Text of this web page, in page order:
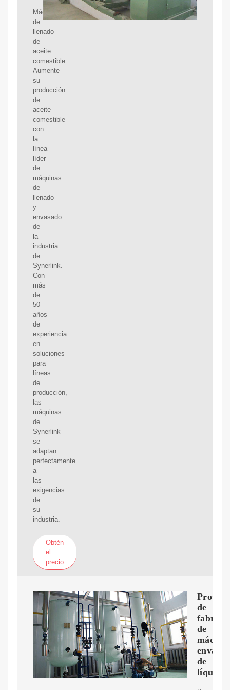
Máquinas
de
llenado
de
aceite
comestible.
Aumente
su
producción
de
aceite
comestible
con
la
línea
líder
de
máquinas
de
llenado
y
envasado
de
la
industria
de
Synerlink.
Con
más
de
50
años
de
experiencia
en
soluciones
para
líneas
de
producción,
las
máquinas
de
Synerlink
se
adaptan
perfectamente
a
las
exigencias
de
su
industria.
Obtén
el
precio
de
de
de
líquidos